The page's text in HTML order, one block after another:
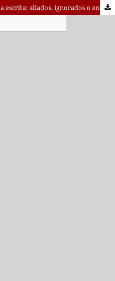
La Iglesia española y la prensa escrita: aliados, ignorados o enemigos